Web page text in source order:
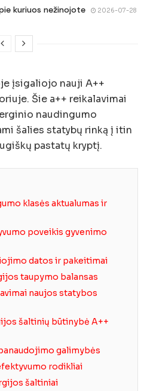
kuriuos nežinojote 2026-07-28
įsigaliojo nauji A++
Šie a++ reikalavimai
naudingumo
šalies statybų rinką į itin
pastatų kryptį.
klasės aktualumas ir
poveikis gyvenimo
datos ir pakeitimai
taupymo balansas
naujos statybos
šaltinių būtinybė A++
galimybės
rodikliai
šaltiniai